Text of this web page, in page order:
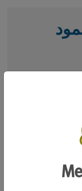
أكثر مركبات
الأقمار
قدرته على إعادة
تكاليف الإطلاق
بشكل ملحوظ، وساعدت على تعزيز مكانة SpaceX